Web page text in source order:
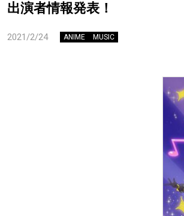
出演者情報発表！
2021/2/24 ANIME MUSIC